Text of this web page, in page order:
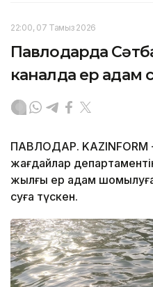
22:00, 07 Тамыз 2026
Павлодарда
каналда ер адам
ПАВЛОДАР. KAZINFORM
жағдайлар
жылғы ер адам
суға түскен.